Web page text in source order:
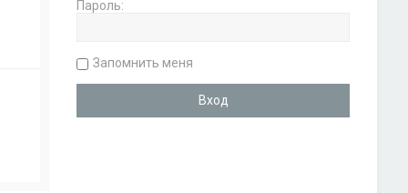
Пароль:
Запомнить меня